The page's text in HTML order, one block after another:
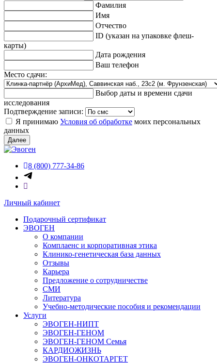
Фамилия
Имя
Отчество
ID (указан на упаковке флеш-
карты)
Дата рождения
Ваш телефон
Место сдачи:
Выбор даты и времени сдачи
исследования
Подтверждение записи:
Я принимаю Условия об обработке моих персональных
данных
Далее
8 (800) 777-34-86
Личный кабинет
Подарочный сертификат
ЭВОГЕН
О компании
Комплаенс и корпоративная этика
Клинико-генетическая база данных
Отзывы
Карьера
Предложение о сотрудничестве
СМИ
Литература
Учебно-методические пособия и рекомендации
Услуги
ЭВОГЕН-НИПТ
ЭВОГЕН-ГЕНОМ
ЭВОГЕН-ГЕНОМ Семья
КАРДИОЖИЗНЬ
ЭВОГЕН-ОНКОТАРГЕТ